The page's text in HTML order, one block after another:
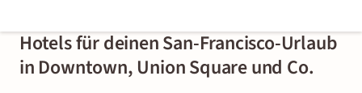
Hotels für deinen San-Francisco-Urlaub
in Downtown, Union Square und Co.